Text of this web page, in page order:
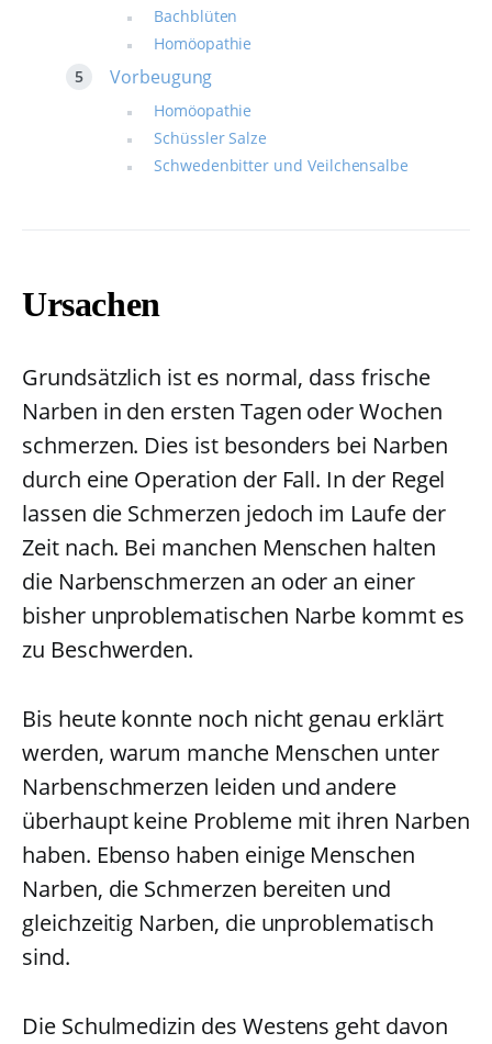
Bachblüten
Homöopathie
Vorbeugung
Homöopathie
Schüssler Salze
Schwedenbitter und Veilchensalbe
Ursachen
Grundsätzlich ist es normal, dass frische
Narben in den ersten Tagen oder Wochen
schmerzen. Dies ist besonders bei Narben
durch eine Operation der Fall. In der Regel
lassen die Schmerzen jedoch im Laufe der
Zeit nach. Bei manchen Menschen halten
die Narbenschmerzen an oder an einer
bisher unproblematischen Narbe kommt es
zu Beschwerden.
Bis heute konnte noch nicht genau erklärt
werden, warum manche Menschen unter
Narbenschmerzen leiden und andere
überhaupt keine Probleme mit ihren Narben
haben. Ebenso haben einige Menschen
Narben, die Schmerzen bereiten und
gleichzeitig Narben, die unproblematisch
sind.
Die Schulmedizin des Westens geht davon